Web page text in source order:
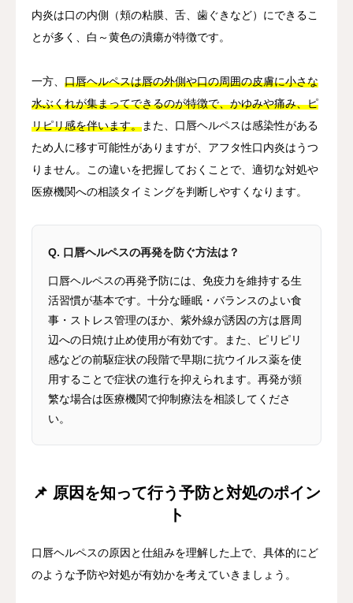
内炎は口の内側（頬の粘膜、舌、歯ぐきなど）にできるこ
とが多く、白～黄色の潰瘍が特徴です。
一方、 口唇ヘルペスは唇の外側や口の周囲の皮膚に小さな
水ぶくれが集まってできるのが特徴で、かゆみや痛み、ピ
リピリ感を伴います。また、口唇ヘルペスは感染性がある
ため人に移す可能性がありますが、アフタ性口内炎はうつ
りません。この違いを把握しておくことで、適切な対処や
医療機関への相談タイミングを判断しやすくなります。
Q. 口唇ヘルペスの再発を防ぐ方法は？
口唇ヘルペスの再発予防には、免疫力を維持する生
活習慣が基本です。十分な睡眠・バランスのよい食
事・ストレス管理のほか、紫外線が誘因の方は唇周
辺への日焼け止め使用が有効です。また、ピリピリ
感などの前駆症状の段階で早期に抗ウイルス薬を使
用することで症状の進行を抑えられます。再発が頻
繁な場合は医療機関で抑制療法を相談してくださ
い。
📌 原因を知って行う予防と対処のポイン
ト
口唇ヘルペスの原因と仕組みを理解した上で、具体的にど
のような予防や対処が有効かを考えていきましょう。